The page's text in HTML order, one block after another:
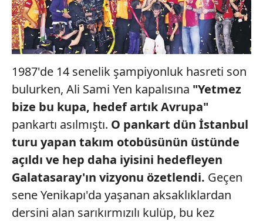
1987'de 14 senelik şampiyonluk hasreti son
bulurken, Ali Sami Yen kapalısına "Yetmez
bize bu kupa, hedefartık Avrupa"
pankartı asılmıştı. O pankart dün İstanbul
turu yapan takım otobüsünün üstünde
açıldı ve hep daha iyisini hedefleyen
Galatasaray'ın vizyonu özetlendi. Geçen
sene Yenikapı'da yaşanan aksaklıklardan
dersini alan sarıkırmızılı kulüp, bu kez